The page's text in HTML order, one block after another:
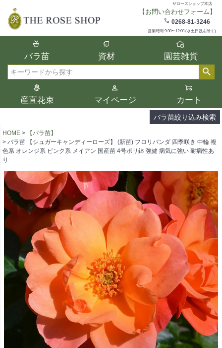
ザローズショップ本店
【お問い合わせフォーム】
0268-81-3246
営業時間 9:30〜12:00 (水土日祝を除く)
バラ苗 資材 園芸雑貨
産直花束 マイページ カート
バラ苗絞り込み検索
在庫
在庫ありのみ表示
検索
複数の条件を選択して絞り込み検索が可能
選択した項目全てに該当する品種のみ検索
結果に表示されます。
タイプ、カラー、ブランドなどは1つずつ選
択してください。
HOME
【バラ苗】
バラ苗 【シュガーキャンディーローズ】 (新苗) フロリバンダ 四季咲き 中輪 複
色系 オレンジ系 ピンク系 メイアン 国産苗 4号ポリ鉢 強健 病気に強い 耐病性あ
り